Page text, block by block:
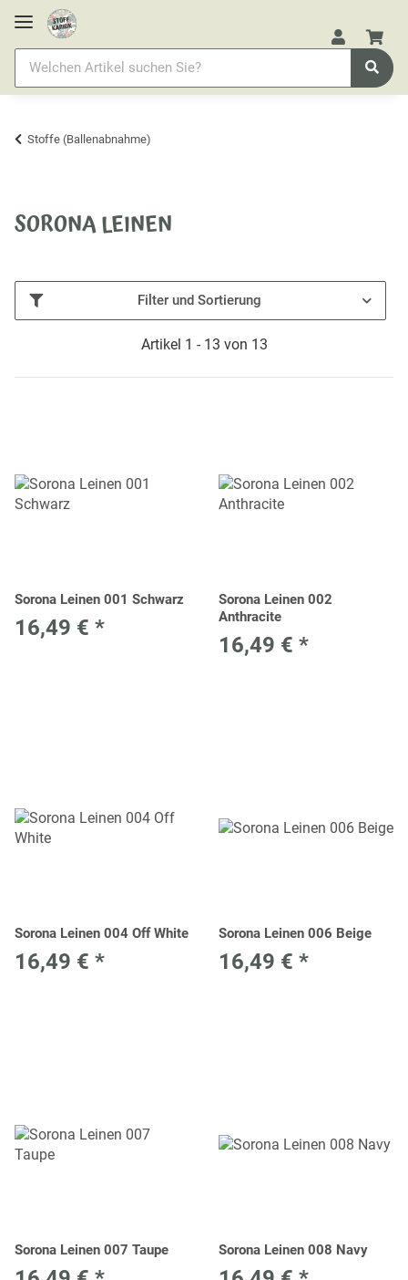
Stoffe (Ballenabnahme)
SORONA LEINEN
Filter und Sortierung
Artikel 1 - 13 von 13
Sorona Leinen 001 Schwarz
16,49 € *
Sorona Leinen 002
Anthracite
16,49 € *
Sorona Leinen 004 Off White
16,49 € *
Sorona Leinen 006 Beige
16,49 € *
Sorona Leinen 007 Taupe Sorona Leinen 008 Navy